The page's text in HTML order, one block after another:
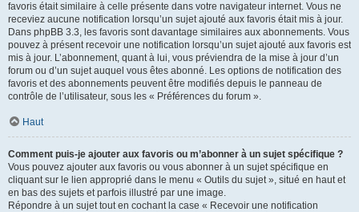
favoris était similaire à celle présente dans votre navigateur internet. Vous ne
receviez aucune notification lorsqu’un sujet ajouté aux favoris était mis à jour.
Dans phpBB 3.3, les favoris sont davantage similaires aux abonnements. Vous
pouvez à présent recevoir une notification lorsqu’un sujet ajouté aux favoris est
mis à jour. L’abonnement, quant à lui, vous préviendra de la mise à jour d’un
forum ou d’un sujet auquel vous êtes abonné. Les options de notification des
favoris et des abonnements peuvent être modifiés depuis le panneau de
contrôle de l’utilisateur, sous les « Préférences du forum ».
Haut
Comment puis-je ajouter aux favoris ou m’abonner à un sujet spécifique ?
Vous pouvez ajouter aux favoris ou vous abonner à un sujet spécifique en
cliquant sur le lien approprié dans le menu « Outils du sujet », situé en haut et
en bas des sujets et parfois illustré par une image.
Répondre à un sujet tout en cochant la case « Recevoir une notification